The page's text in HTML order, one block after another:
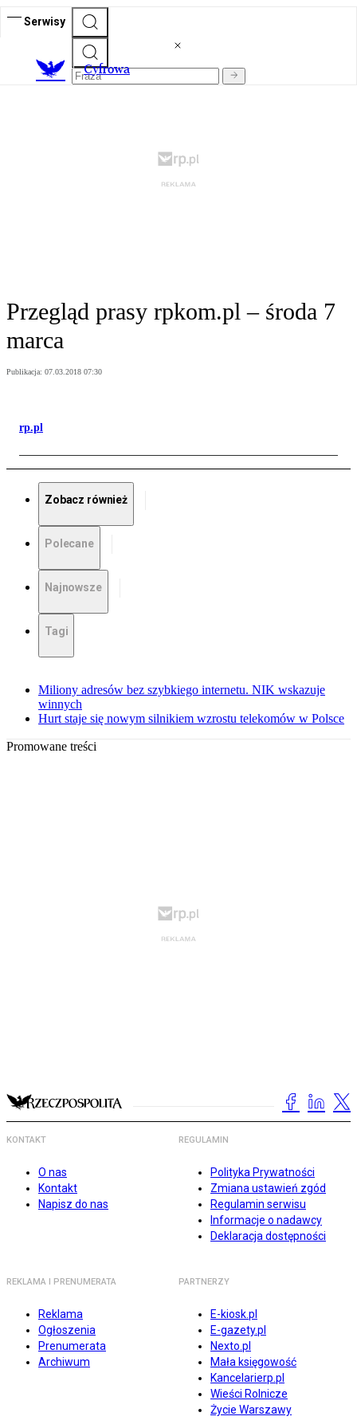
Serwisy
Cyfrowa
Przegląd prasy rpkom.pl – środa 7
marca
Publikacja: 07.03.2018 07:30
rp.pl
Zobacz również
Polecane
Najnowsze
Tagi
Miliony adresów bez szybkiego internetu. NIK wskazuje
winnych
Hurt staje się nowym silnikiem wzrostu telekomów w Polsce
Promowane treści
KONTAKT
O nas
Kontakt
Napisz do nas
REGULAMIN
Polityka Prywatności
Zmiana ustawień zgód
Regulamin serwisu
Informacje o nadawcy
Deklaracja dostępności
REKLAMA I PRENUMERATA
Reklama
Ogłoszenia
Prenumerata
Archiwum
PARTNERZY
E-kiosk.pl
E-gazety.pl
Nexto.pl
Mała księgowość
Kancelarierp.pl
Wieści Rolnicze
Życie Warszawy